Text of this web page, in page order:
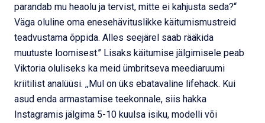
parandab mu heaolu ja tervist, mitte ei kahjusta seda?“
Väga oluline oma enesehävituslikke käitumismustreid
teadvustama õppida. Alles seejärel saab rääkida
muutuste loomisest.’’ Lisaks käitumise jälgimisele peab
Viktoria oluliseks ka meid ümbritseva meediaruumi
kriitilist analüüsi. ,,Mul on üks ebatavaline lifehack. Kui
asud enda armastamise teekonnale, siis hakka
Instagramis jälgima 5-10 kuulsa isiku, modelli või